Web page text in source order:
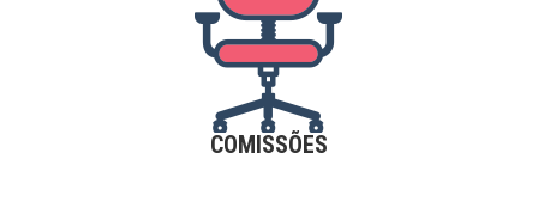
COMISSÕES